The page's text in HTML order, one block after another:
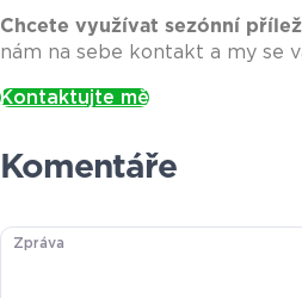
Chcete využívat sezónní
nám na sebe kontakt a my se
Kontaktujte mě
Komentáře